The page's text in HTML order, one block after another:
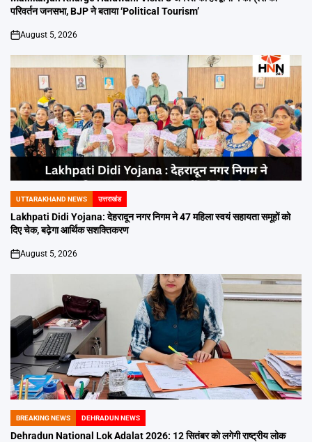
परिवर्तन जनसभा, BJP ने बताया ‘Political Tourism’
on
August 5, 2026
POSTED
IN
UTTARAKHAND NEWS उत्तराखंड
Lakhpati Didi Yojana: देहरादून नगर निगम ने 47 महिला स्वयं सहायता समूहों को
दिए चेक, बढ़ेगा आर्थिक सशक्तिकरण
on
August 5, 2026
POSTED
IN
BREAKING NEWS DEHRADUN NEWS
Dehradun National Lok Adalat 2026: 12 सितंबर को लगेगी राष्ट्रीय लोक